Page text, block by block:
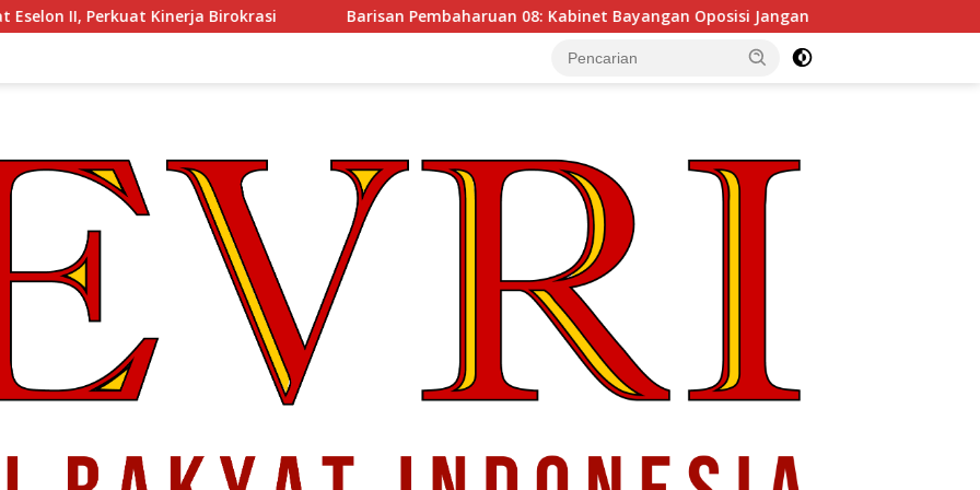
Barisan Pembaharuan 08: Kabinet Bayangan Oposisi Jangan Ganggu Stabilitas Nasional dan Program Asta